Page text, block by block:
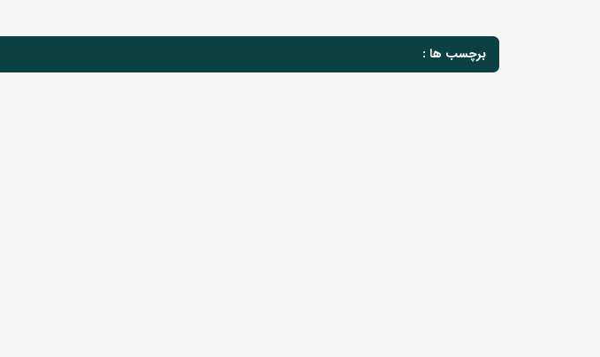
برچسب ها :